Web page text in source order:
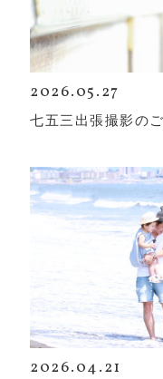
2026.05.27
七五三出張撮影の
2026.04.21